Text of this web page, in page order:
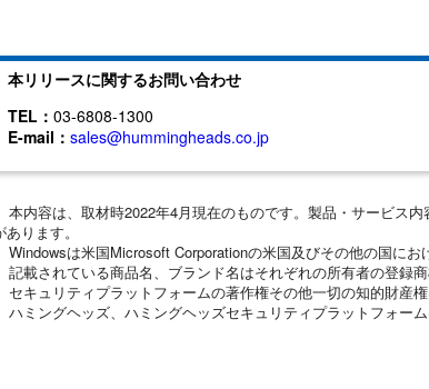
本リリースに関するお問い合わせ
TEL： 03-6808-1300
E-mail： sales@hummingheads.co.jp
本内容は、取材時2022年4月現在のものです。製品・サービス
あります。
Windowsは米国Microsoft Corporationの米国及びその他の国にお
記載されている商品名、ブランド名はそれぞれの所有者の登録商
セキュリティプラットフォームの著作権その他一切の知的財産
ハミングヘッズ、ハミングヘッズセキュリティプラットフォー